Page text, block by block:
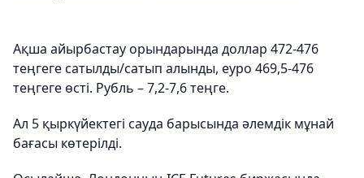
Ақша айырбастау орындарында доллар 472-476
теңгеге сатылды/сатып алынды, еуро 469,5-476
теңгеге өсті. Рубль – 7,2-7,6 теңге.
Ал 5 қыркүйектегі сауда барысында әлемдік мұнай
бағасы көтерілді.